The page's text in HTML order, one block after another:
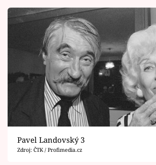
Pavel Landovský 3
Zdroj: ČTK / Profimedia.cz